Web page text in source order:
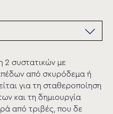
2 συστατικών με
από σκυρόδεμα ή
για τη σταθεροποίηση
και τη δημιουργία
από τριβές, που δε